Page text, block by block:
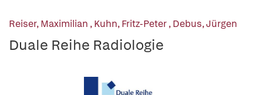
Reiser, Maximilian ,Kuhn, Fritz-Peter,Debus, Jürgen
Duale Reihe Radiologie